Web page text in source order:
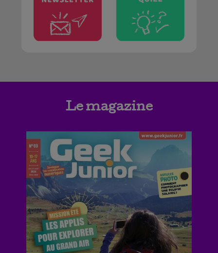
Le magazine